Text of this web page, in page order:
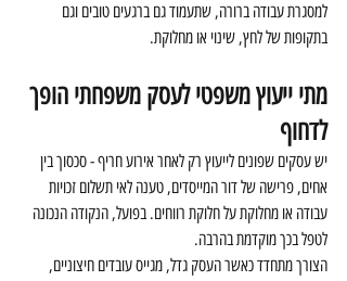
למסגרת עבודה ברורה, שתעמוד גם ברגעים טובים וגם
בתקופות של לחץ, שינוי או מחלוקת.
מתי ייעוץ משפטי לעסק משפחתי הופך
לדחוף
יש עסקים שפונים לייעוץ רק לאחר אירוע חריף - סכסוך בין
אחים, פרישה של דור המייסדים, טענה לאי תשלום זכויות
עבודה או מחלוקת על חלוקת רווחים. בפועל, הנקודה הנכונה
לטפל בכך מוקדמת בהרבה.
הצורך מתחדד כאשר העסק גדל, מגייס עובדים חיצוניים,